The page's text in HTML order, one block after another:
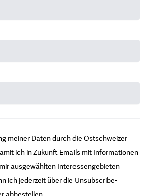
meiner Daten durch die Ostschweizer
ich in Zukunft Emails mit Informationen
ausgewählten Interessengebieten
ich jederzeit über die Unsubscribe-